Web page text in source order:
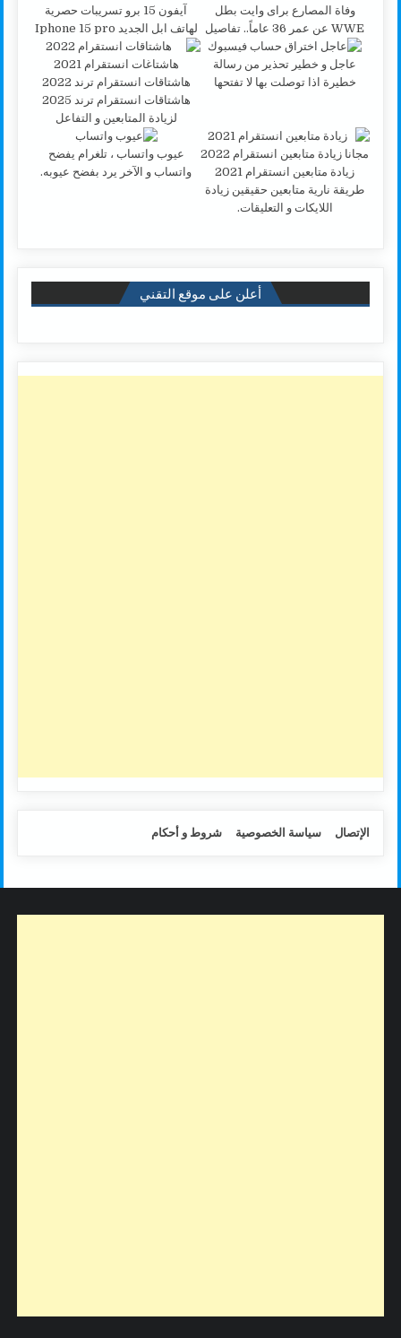
وفاة المصارع براى وايت بطل
WWE عن عمر 36 عاماً.. تفاصيل
آيفون 15 برو تسريبات حصرية
لهاتف ابل الجديد Iphone 15 pro
عاجل و خطير تحذير من رسالة
خطيرة اذا توصلت بها لا تفتحها
هاشتاقات انستقرام ترند 2025
لزيادة المتابعين و التفاعل
زيادة متابعين انستقرام 2021
طريقة نارية متابعين حقيقين زيادة
اللايكات و التعليقات.
عيوب واتساب ، تلغرام يفضح
واتساب و الآخر يرد بفضح عيوبه.
أعلن على موقع التقني
الإتصال سياسة الخصوصية شروط و أحكام